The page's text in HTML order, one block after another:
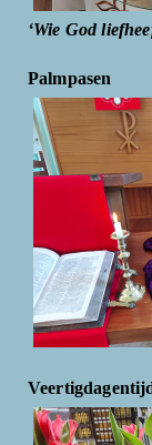
‘Wie God
Palmpasen